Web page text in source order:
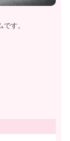
す。